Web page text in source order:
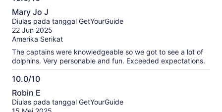
10.0
dari
10
Mary Jo J
Diulas pada tanggal GetYourGuide
22 Jun 2025
Amerika Serikat
The captains were knowledgeable so we got to see a lot of
dolphins. Very personable and fun. Exceeded expectations.
10.0/10
10.0
dari
10
Robin E
Diulas pada tanggal GetYourGuide